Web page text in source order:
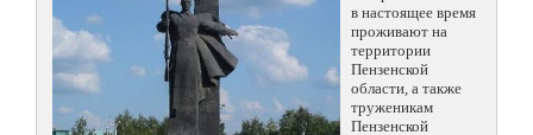
в настоящее время
проживают на
территории
Пензенской
области, а также
труженикам
Пензенской